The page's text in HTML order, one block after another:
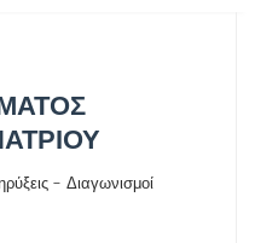
- Διαγωνισμοί